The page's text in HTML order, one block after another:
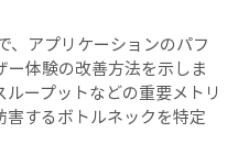
、アプリケーションのパフ
ー体験の改善方法を示しま
ープットなどの重要メトリ
するボトルネックを特定